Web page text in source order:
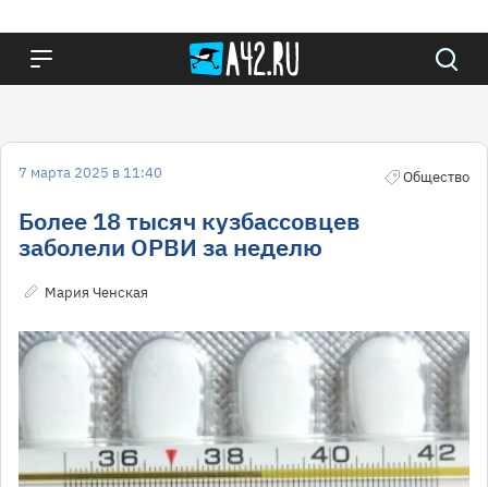
7 марта 2025 в 11:40 Общество
Более 18 тысяч кузбассовцев
заболели ОРВИ за неделю
Мария Ченская